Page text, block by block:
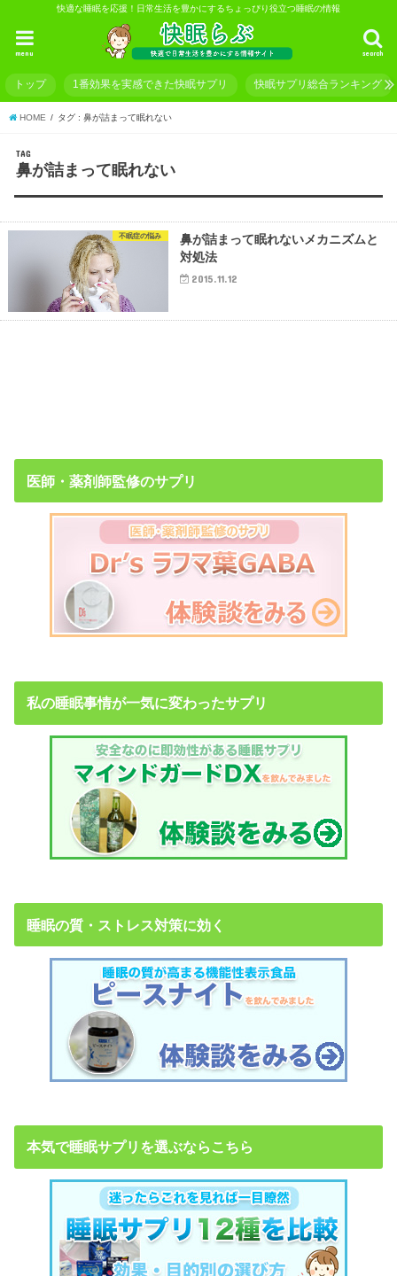
快適な睡眠を応援！日常生活を豊かにするちょっぴり役立つ睡眠の情報
search
menu
トップ 1番効果を実感できた快眠サプリ 快眠サプリ総合ランキング
HOME タグ : 鼻が詰まって眠れない
TAG
鼻が詰まって眠れない
不眠症の悩み
鼻が詰まって眠れないメカニズムと
対処法
2015.11.12
医師・薬剤師監修のサプリ
私の睡眠事情が一気に変わったサプリ
睡眠の質・ストレス対策に効く
本気で睡眠サプリを選ぶならこちら